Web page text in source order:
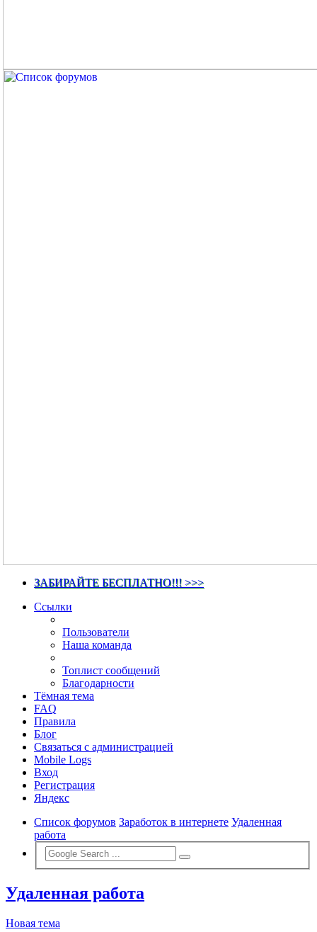
ЗАБИРАЙТЕ БЕСПЛАТНО!!! >>>
Ссылки
Пользователи
Наша команда
Топлист сообщений
Благодарности
Тёмная тема
FAQ
Правила
Блог
Связаться с администрацией
Mobile Logs
Вход
Регистрация
Яндекс
Список форумов Заработок в интернете Удаленная
работа
Удаленная работа
Новая тема